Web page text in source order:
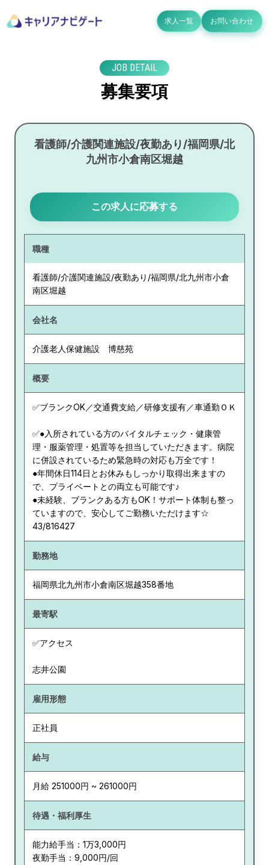
求人一覧 お問い合わせ
JOB DETAIL
募集要項
看護師/介護関連施設/夜勤あり/福岡県/北
九州市小倉南区堀越
この求人に応募する
職種
看護師/介護関連施設/夜勤あり/福岡県/北九州市小倉
南区堀越
会社名
介護老人保健施設 博慈苑
概要
✅ブランクOK／交通費支給／研修支援有／車通勤ＯＫ
✅●入所されている方のバイタルチェック・健康管
理・服薬管理・処置等を担当していただきます。病院
に併設されているため緊急時の対応も万全です！
●年間休日114日とお休みもしっかり取得出来ますの
で、プライベートとの両立も可能です♪
●未経験、ブランクある方もOK！サポート体制も整っ
ていますので、安心してご勤務いただけます☆
43/816427
勤務地
福岡県北九州市小倉南区堀越358番地
最寄駅
✅アクセス
志井公園
雇用形態
正社員
給与
月給 251000円 ~ 261000円
待遇・福利厚生
能力給手当：1万3,000円
夜勤手当：9,000円/回